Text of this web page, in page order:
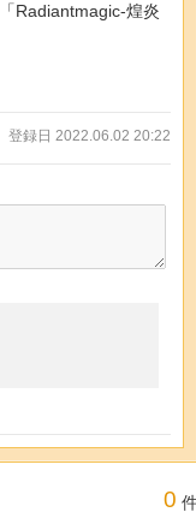
Radiantmagic-煌炎
登録日 2022.06.02 20:22
0